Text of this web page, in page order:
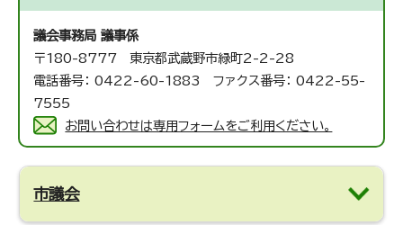
議会事務局 議事係
〒180-8777 東京都武蔵野市緑町2-2-28
電話番号： 0422-60-1883 ファクス番号： 0422-55-
7555
お問い合わせは専用フォームをご利用ください。
市議会